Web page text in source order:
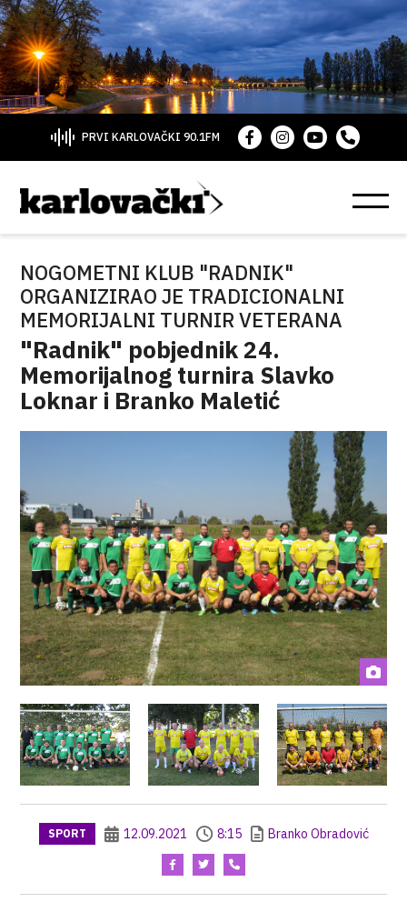
PRVI KARLOVAČKI 90.1FM
NOGOMETNI KLUB "RADNIK"
ORGANIZIRAO JE TRADICIONALNI
MEMORIJALNI TURNIR VETERANA
"Radnik" pobjednik 24.
Memorijalnog turnira Slavko
Loknar i Branko Maletić
SPORT 12.09.2021 8:15 Branko Obradović